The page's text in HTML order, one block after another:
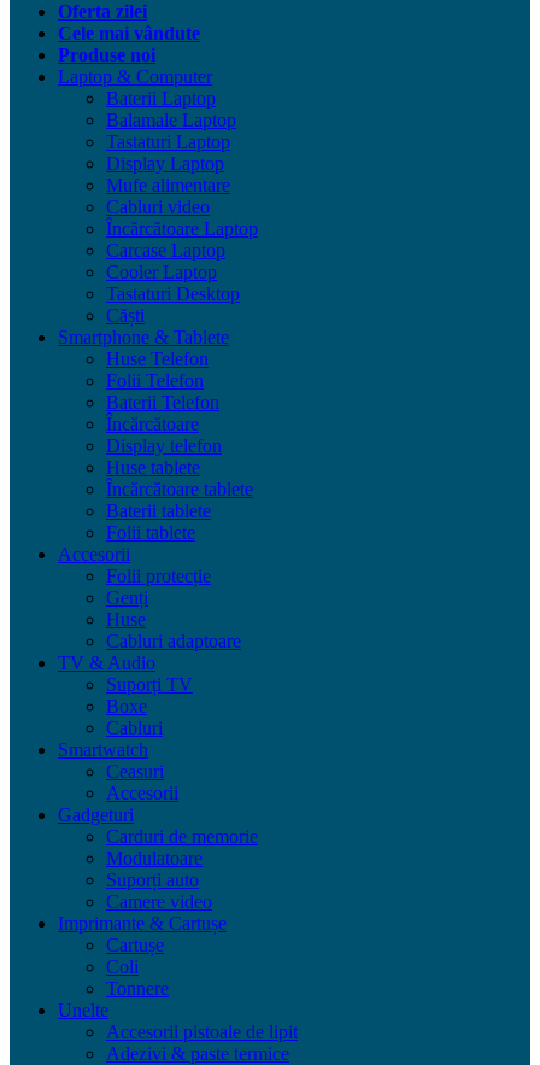
Oferta zilei
Cele mai vândute
Produse noi
Laptop & Computer
Baterii Laptop
Balamale Laptop
Tastaturi Laptop
Display Laptop
Mufe alimentare
Cabluri video
Încărcătoare Laptop
Carcase Laptop
Cooler Laptop
Tastaturi Desktop
Căști
Smartphone & Tablete
Huse Telefon
Folii Telefon
Baterii Telefon
Încărcătoare
Display telefon
Huse tablete
Încărcătoare tablete
Baterii tablete
Folii tablete
Accesorii
Folii protecție
Genți
Huse
Cabluri adaptoare
TV & Audio
Suporți TV
Boxe
Cabluri
Smartwatch
Ceasuri
Accesorii
Gadgeturi
Carduri de memorie
Modulatoare
Suporți auto
Camere video
Imprimante & Cartușe
Cartușe
Coli
Tonnere
Unelte
Accesorii pistoale de lipit
Adezivi & paste termice